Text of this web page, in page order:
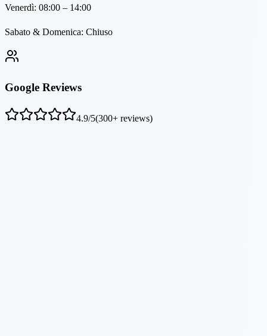
Venerdì: 08:00 – 14:00
Sabato & Domenica: Chiuso
Google Reviews
4.9/5(300+ reviews)